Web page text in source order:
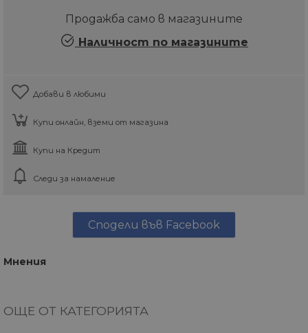
Продажба само в магазините
Наличност по магазините
Добави в любими
Купи онлайн, вземи от магазина
Купи на Кредит
Следи за намаление
Сподели във Facebook
Мнения
ОЩЕ ОТ КАТЕГОРИЯТА